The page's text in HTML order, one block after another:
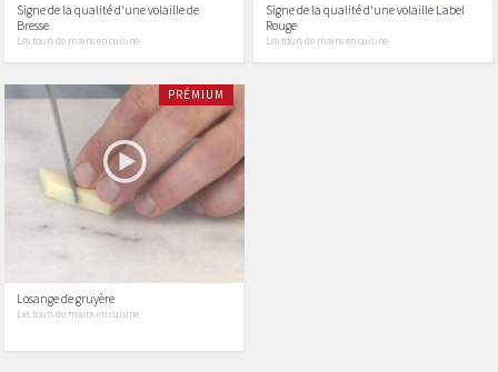
Signe de la qualité d'une volaille de
Bresse
Les tours de mains en cuisine
Signe de la qualité d'une volaille Label
Rouge
Les tours de mains en cuisine
PRÉMIUM
Losange de gruyère
Les tours de mains en cuisine